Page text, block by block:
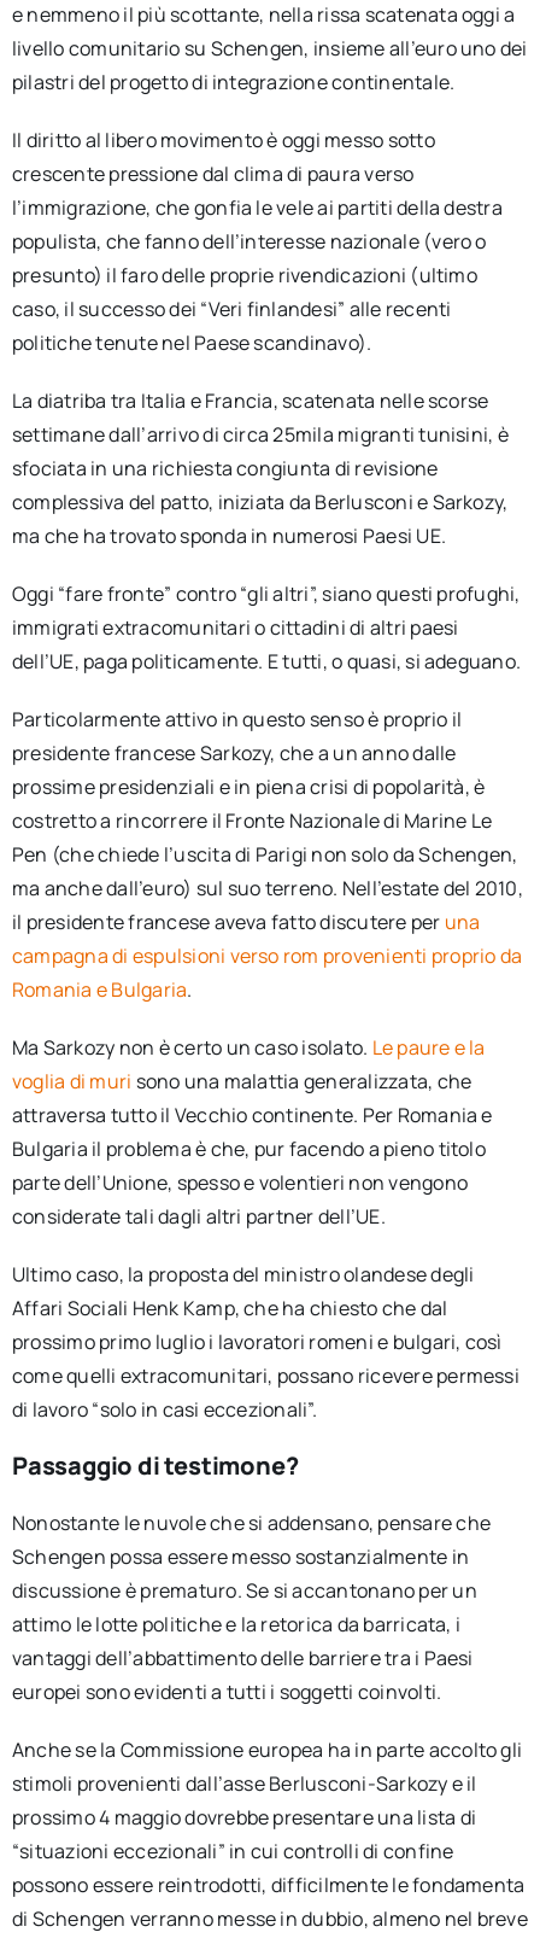
e nemmeno il più scottante, nella rissa scatenata oggi a
livello comunitario su Schengen, insieme all’euro uno dei
pilastri del progetto di integrazione continentale.
Il diritto al libero movimento è oggi messo sotto
crescente pressione dal clima di paura verso
l’immigrazione, che gonfia le vele ai partiti della destra
populista, che fanno dell’interesse nazionale (vero o
presunto) il faro delle proprie rivendicazioni (ultimo
caso, il successo dei “Veri finlandesi” alle recenti
politiche tenute nel Paese scandinavo).
La diatriba tra Italia e Francia, scatenata nelle scorse
settimane dall’arrivo di circa 25mila migranti tunisini, è
sfociata in una richiesta congiunta di revisione
complessiva del patto, iniziata da Berlusconi e Sarkozy,
ma che ha trovato sponda in numerosi Paesi UE.
Oggi “fare fronte” contro “gli altri”, siano questi profughi,
immigrati extracomunitari o cittadini di altri paesi
dell’UE, paga politicamente. E tutti, o quasi, si adeguano.
Particolarmente attivo in questo senso è proprio il
presidente francese Sarkozy, che a un anno dalle
prossime presidenziali e in piena crisi di popolarità, è
costretto a rincorrere il Fronte Nazionale di Marine Le
Pen (che chiede l’uscita di Parigi non solo da Schengen,
ma anche dall’euro) sul suo terreno. Nell’estate del 2010,
il presidente francese aveva fatto discutere per una
campagna di espulsioni verso rom provenienti proprio da
Romania e Bulgaria.
Ma Sarkozy non è certo un caso isolato. Le paure e la
voglia di muri sono una malattia generalizzata, che
attraversa tutto il Vecchio continente. Per Romania e
Bulgaria il problema è che, pur facendo a pieno titolo
parte dell’Unione, spesso e volentieri non vengono
considerate tali dagli altri partner dell’UE.
Ultimo caso, la proposta del ministro olandese degli
Affari Sociali Henk Kamp, che ha chiesto che dal
prossimo primo luglio i lavoratori romeni e bulgari, così
come quelli extracomunitari, possano ricevere permessi
di lavoro “solo in casi eccezionali”.
Passaggio di testimone?
Nonostante le nuvole che si addensano, pensare che
Schengen possa essere messo sostanzialmente in
discussione è prematuro. Se si accantonano per un
attimo le lotte politiche e la retorica da barricata, i
vantaggi dell’abbattimento delle barriere tra i Paesi
europei sono evidenti a tutti i soggetti coinvolti.
Anche se la Commissione europea ha in parte accolto gli
stimoli provenienti dall’asse Berlusconi-Sarkozy e il
prossimo 4 maggio dovrebbe presentare una lista di
“situazioni eccezionali” in cui controlli di confine
possono essere reintrodotti, difficilmente le fondamenta
di Schengen verranno messe in dubbio, almeno nel breve